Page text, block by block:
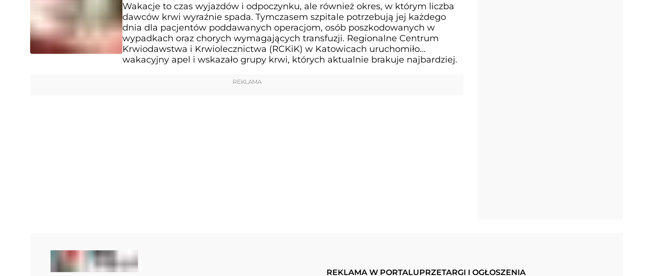
Wakacje to czas wyjazdów i odpoczynku, ale również okres, w którym liczba
dawców krwi wyraźnie spada. Tymczasem szpitale potrzebują jej każdego
dnia dla pacjentów poddawanych operacjom, osób poszkodowanych w
wypadkach oraz chorych wymagających transfuzji. Regionalne Centrum
Krwiodawstwa i Krwiolecznictwa (RCKiK) w Katowicach uruchomiło
wakacyjny apel i wskazało grupy krwi, których aktualnie brakuje najbardziej.
REKLAMA
REKLAMA W PORTALUPRZETARGI I OGŁOSZENIA